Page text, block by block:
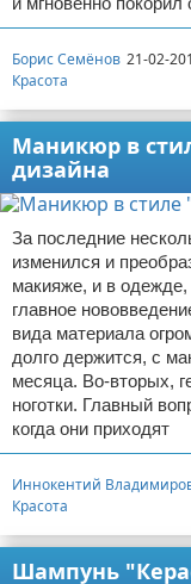
Борис Семёнов 21-02-
Красота
Маникюр в
дизайна
За последние
изменился и
макияже, и в
главное
вида материала
долго держится, с
месяца. Во-вторых,
ноготки. Главный
когда они приходят
Иннокентий
Красота
Шампунь